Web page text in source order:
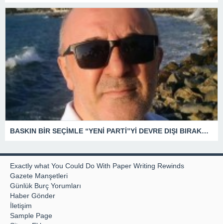
BASKIN BİR SEÇİMLE “YENİ PARTİ”Yİ DEVRE DIŞI BIRAKMAK İÇİN DÜĞMEYE Mİ BASILDI?
Exactly what You Could Do With Paper Writing Rewinds
Gazete Manşetleri
Günlük Burç Yorumları
Haber Gönder
İletişim
Sample Page